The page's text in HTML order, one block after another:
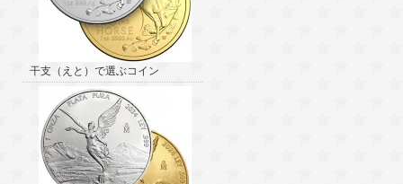
干支（えと）で選ぶコイン